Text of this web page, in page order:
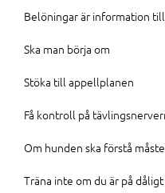
Belöningar är information
Ska man börja om
Stöka till appellplanen
Få kontroll på
Om hunden ska förstå
Träna inte om du är på